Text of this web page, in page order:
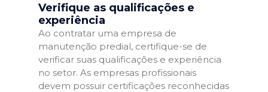
Verifique as qualificações e
experiência
Ao contratar uma empresa de
manutenção predial, certifique-se de
verificar suas qualificações e experiência
no setor. As empresas profissionais
devem possuir certificações reconhecidas